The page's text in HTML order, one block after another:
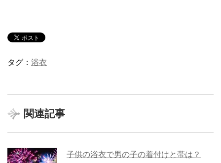
タグ： 浴衣
関連記事
子供の浴衣で男の子の着付けと帯は？